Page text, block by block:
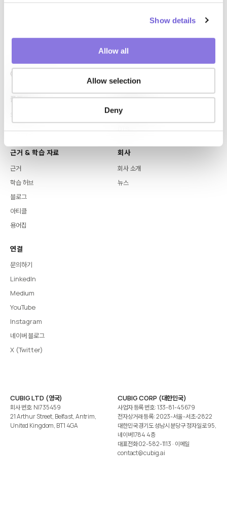
Show details
Allow all
Allow selection
Deny
플랫폼 핵심 역량
LLM Capsule
근거 & 학습 자료
근거
학습 허브
블로그
아티클
용어집
회사
회사 소개
뉴스
연결
문의하기
LinkedIn
Medium
YouTube
Instagram
네이버 블로그
X (Twitter)
CUBIG LTD (영국)
회사 번호: NI735459
21 Arthur Street, Belfast, Antrim,
United Kingdom, BT1 4GA
CUBIG CORP (대한민국)
사업자 등록 번호: 133-81-45679
전자상거래 등록: 2023-서울-서초-2822
대한민국 경기도 성남시 분당구 정자일로 95,
네이버1784 4층
대표전화02-582-1113 · 이메일
contact@cubig.ai